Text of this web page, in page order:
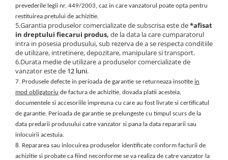
RC LiPo
Summer
Toshiba
Ulefone
UMI
Vodafone
Wella
Wiko Lenny
ZTE
Benzi flex
Banda tastatura
Cablu coaxial
Suport MicroUSB
Suport Sim
Suruburi
Taste
Carcasa telefon
Allview
Carcasa LG
Carcasa Nokia
Samsung
Sony
prevederile legii nr. 449/2003, caz in care vanzatorul poate opta pentru
restituirea pretului de achizitie.
5.Garantia produselor comercializate de subscrisa este de*afisat
in dreptului fiecarui produs, de la data la care cumparatorul
intra in posesia produsului, sub rezerva de a se respecta conditiile
de utilizare, intretinere, depozitare, manipulare si transport.
6.Durata medie de utilizare a produselor comercializate de
vanzator este de 12 luni.
7. Produsele defecte in perioada de garantie se returneaza insotite in
mod obligatoriu de factura de achizitie, dovada platii acesteia,
documentele si accesoriile impreuna cu care au fost livrate si certificatul
de garantie. Perioada de garantie se prelungeste cu timpul scurs de la
data predarii produsului catre vanzator si pana la data repararii sau
inlocuirii acestuia.
8. Repararea sau inlocuirea produselor identificate conform facturii de
achizitie si probate ca fiind neconforme se va realiza de catre vanzator la